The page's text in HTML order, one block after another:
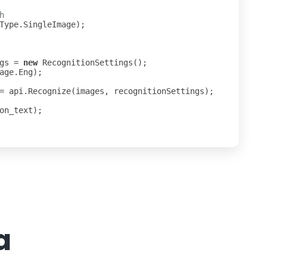
. SingleImage);
= new RecognitionSettings ();
. Eng);
= api . Recognize(images , recognitionSettings);
);